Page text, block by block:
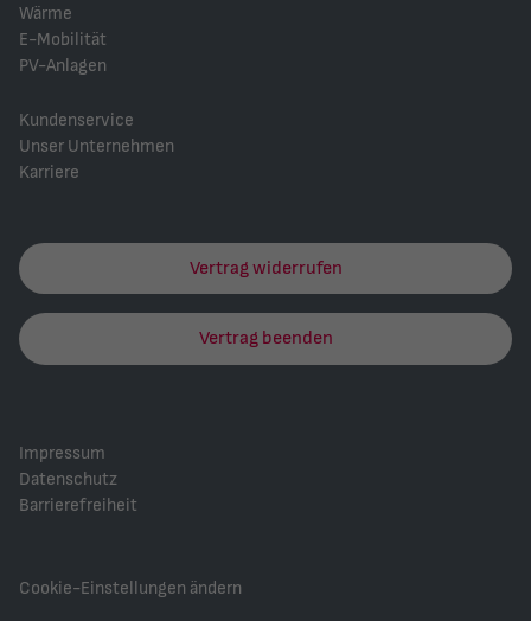
Wärme
E-Mobilität
PV-Anlagen
Kundenservice
Unser Unternehmen
Karriere
Vertrag widerrufen
Vertrag beenden
Impressum
Datenschutz
Barrierefreiheit
Cookie-Einstellungen ändern